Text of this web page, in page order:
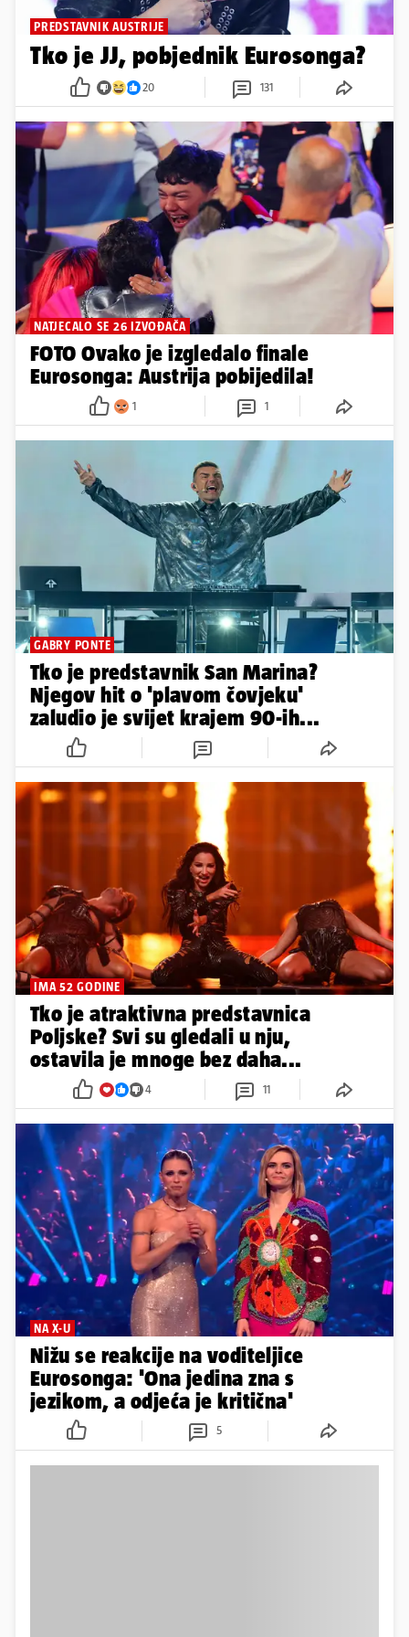
PREDSTAVNIK AUSTRIJE
Tko je JJ, pobjednik Eurosonga?
20 131
NATJECALO SE 26 IZVOĐAČA
FOTO Ovako je izgledalo finale
Eurosonga: Austrija pobijedila!
1 1
GABRY PONTE
Tko je predstavnik San Marina?
Njegov hit o 'plavom čovjeku'
zaludio je svijet krajem 90-ih...
IMA 52 GODINE
Tko je atraktivna predstavnica
Poljske? Svi su gledali u nju,
ostavila je mnoge bez daha...
4 11
NA X-U
Nižu se reakcije na voditeljice
Eurosonga: 'Ona jedina zna s
jezikom, a odjeća je kritična'
5